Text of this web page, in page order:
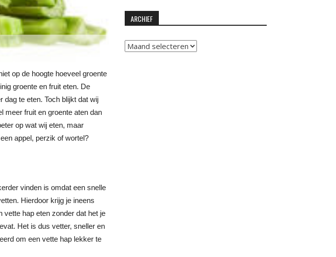
op de hoogte hoeveel groente
groente en fruit eten. De
te eten. Toch blijkt dat wij
meer fruit en groente aten dan
op wat wij eten, maar
appel, perzik of wortel?
vinden is omdat een snelle
Hierdoor krijg je ineens
vette hap eten zonder dat het je
Het is dus vetter, sneller en
om een vette hap lekker te
ARCHIEF
Archief